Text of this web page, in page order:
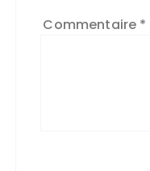
Commentaire *